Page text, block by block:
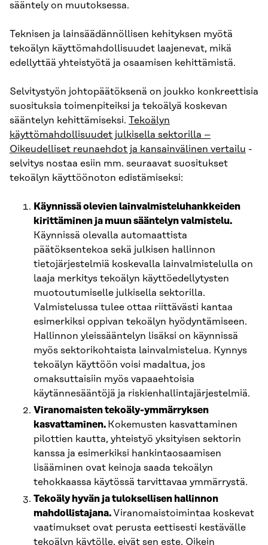
sääntely on muutoksessa.
Teknisen ja lainsäädännöllisen kehityksen myötä
tekoälyn käyttömahdollisuudet laajenevat, mikä
edellyttää yhteistyötä ja osaamisen kehittämistä.
Selvitystyön johtopäätöksenä on joukko konkreettisia
suosituksia toimenpiteiksi ja tekoälyä koskevan
sääntelyn kehittämiseksi. Tekoälyn
käyttömahdollisuudet julkisella sektorilla –
Oikeudelliset reunaehdot ja kansainvälinen vertailu -
selvitys nostaa esiin mm. seuraavat suositukset
tekoälyn käyttöönoton edistämiseksi:
Käynnissä olevien lainvalmisteluhankkeiden
kirittäminen ja muun sääntelyn valmistelu.
Käynnissä olevalla automaattista
päätöksentekoa sekä julkisen hallinnon
tietojärjestelmiä koskevalla lainvalmistelulla on
laaja merkitys tekoälyn käyttöedellytysten
muotoutumiselle julkisella sektorilla.
Valmistelussa tulee ottaa riittävästi kantaa
esimerkiksi oppivan tekoälyn hyödyntämiseen.
Hallinnon yleissääntelyn lisäksi on käynnissä
myös sektorikohtaista lainvalmistelua. Kynnys
tekoälyn käyttöön voisi madaltua, jos
omaksuttaisiin myös vapaaehtoisia
käytännesääntöjä ja riskienhallintajärjestelmiä.
Viranomaisten tekoäly-ymmärryksen
kasvattaminen. Kokemusten kasvattaminen
pilottien kautta, yhteistyö yksityisen sektorin
kanssa ja esimerkiksi hankintaosaamisen
lisääminen ovat keinoja saada tekoälyn
tehokkaassa käytössä tarvittavaa ymmärrystä.
Tekoäly hyvän ja tuloksellisen hallinnon
mahdollistajana. Viranomaistoimintaa koskevat
vaatimukset ovat perusta eettisesti kestävälle
tekoälyn käytölle, eivät sen este. Oikein